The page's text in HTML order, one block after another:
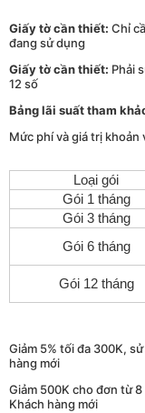
Giấy tờ cần thiết: Chỉ
đang sử dụng
Giấy tờ cần thiết: Phải
12 số
Bảng lãi suất tham
Mức phí và giá trị khoản
Loại gói
Gói 1 tháng
Gói 3 tháng
Gói 6 tháng
Gói 12 tháng
Giảm 5% tối đa 300K,
hàng mới
Giảm 500K cho đơn từ
Khách hàng mới